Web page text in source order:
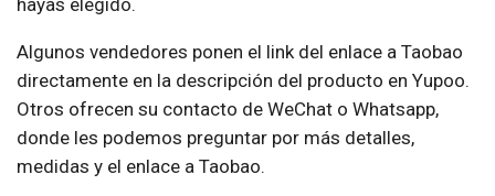
hayas elegido.
Algunos vendedores ponen el link del enlace a Taobao
directamente en la descripción del producto en Yupoo.
Otros ofrecen su contacto de WeChat o Whatsapp,
donde les podemos preguntar por más detalles,
medidas y el enlace a Taobao.